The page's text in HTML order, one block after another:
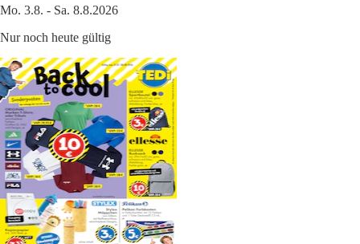
Mo. 3.8. - Sa. 8.8.2026
Nur noch heute gültig